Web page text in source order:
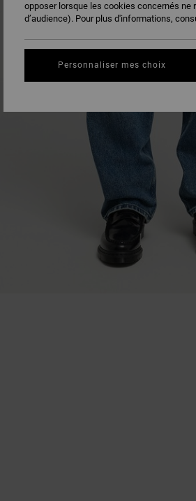
opposer lorsque les cookies concernés
d’audience). Pour plus d'informations,
Personnaliser mes choix